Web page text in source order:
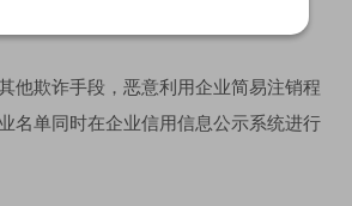
他欺诈手段，恶意利用企业简易注销程
名单同时在企业信用信息公示系统进行